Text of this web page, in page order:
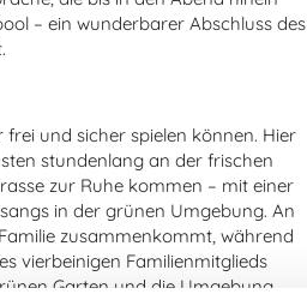
– ein wunderbarer Abschluss des
und sicher spielen können. Hier
stundenlang an der frischen
zur Ruhe kommen – mit einer
in der grünen Umgebung. An
zusammenkommt, während
vierbeinigen Familienmitglieds
Garten und die Umgebung